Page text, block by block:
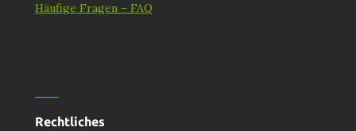
Häufige Fragen – FAQ
Rechtliches